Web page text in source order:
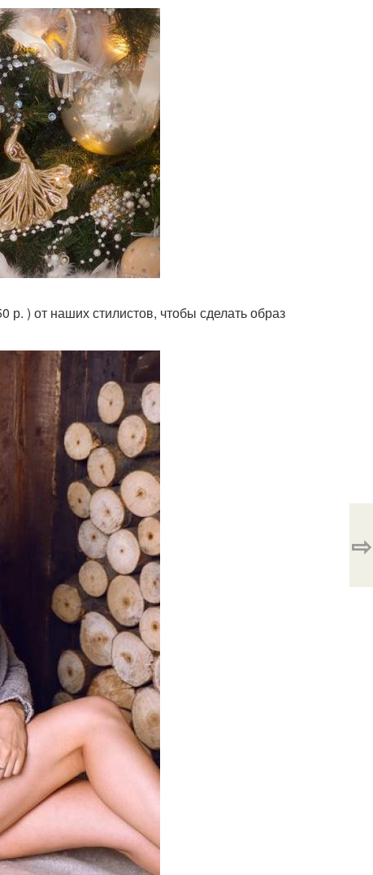
) от наших стилистов, чтобы сделать образ
⇨